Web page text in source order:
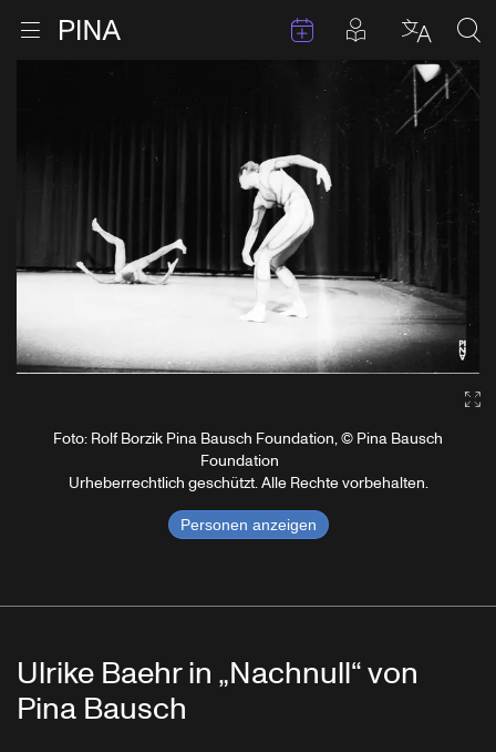
Zum Inhalt springen
Menu öffnen TermineBeiträge in
Foto: Rolf Borzik Pina Bausch Foundation, © Pina Bausch
Foundation
Urheberrechtlich geschützt. Alle Rechte vorbehalten.
Personen anzeigen
Ulrike Baehr in „Nachnull“ von
Pina Bausch